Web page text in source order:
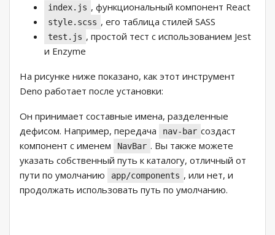
index.js , функциональный компонент React
style.scss , его таблица стилей SASS
test.js , простой тест с использованием Jest
и Enzyme
На рисунке ниже показано, как этот инструмент
Deno работает после установки:
Он принимает составные имена, разделенные
дефисом. Например, передача
nav-bar создаст
компонент с именем
NavBar . Вы также можете
указать собственный путь к каталогу, отличный от
пути по умолчанию
app/components , или нет, и
продолжать использовать путь по умолчанию.